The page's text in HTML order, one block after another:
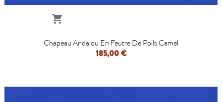

Chapeau Andalou En Feutre De Poils Camel
185,00 €